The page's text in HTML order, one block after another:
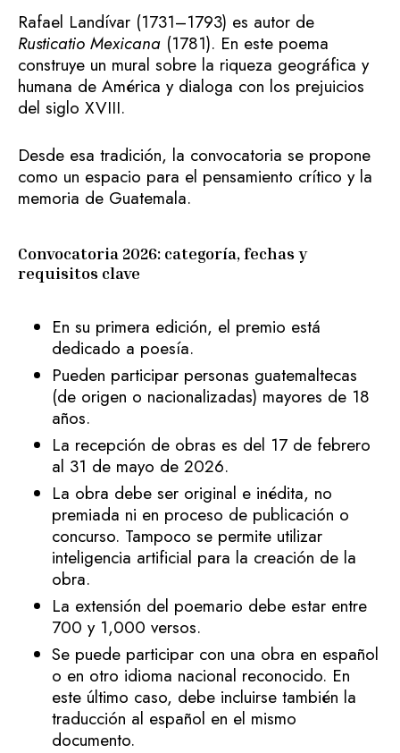
Rafael Landívar (1731–1793) es autor de
Rusticatio Mexicana (1781). En este poema
construye un mural sobre la riqueza geográfica y
humana de América y dialoga con los prejuicios
del siglo XVIII.
Desde esa tradición, la convocatoria se propone
como un espacio para el pensamiento crítico y la
memoria de Guatemala.
Convocatoria 2026: categoría, fechas y
requisitos clave
En su primera edición, el premio está
dedicado a poesía.
Pueden participar personas guatemaltecas
(de origen o nacionalizadas) mayores de 18
años.
La recepción de obras es del 17 de febrero
al 31 de mayo de 2026.
La obra debe ser original e inédita, no
premiada ni en proceso de publicación o
concurso. Tampoco se permite utilizar
inteligencia artificial para la creación de la
obra.
La extensión del poemario debe estar entre
700 y 1,000 versos.
Se puede participar con una obra en español
o en otro idioma nacional reconocido. En
este último caso, debe incluirse también la
traducción al español en el mismo
documento.